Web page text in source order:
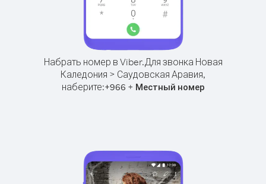
Набрать номер в Viber.Для звонка Новая
Каледония > Саудовская Аравия,
наберите:+966 + Местный номер